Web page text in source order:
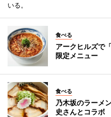
いる。
食べる
アークヒルズで
限定メニュー
食べる
乃木坂のラーメ
史さんとコラボ